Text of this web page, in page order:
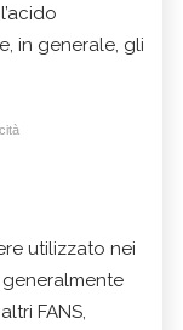
in generale, gli
utilizzato nei
FANS,